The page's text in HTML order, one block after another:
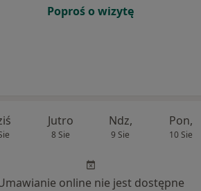
Poproś o wizytę
Jutro
8 Sie
Ndz,
9 Sie
Pon,
10 Sie
online nie jest dostępne